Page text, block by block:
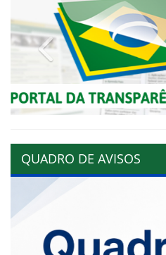
Previous
QUADRO DE AVISOS